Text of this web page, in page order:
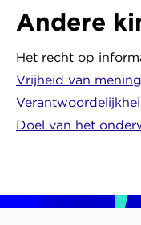
Andere
Het recht op
Vrijheid van
Doel van het